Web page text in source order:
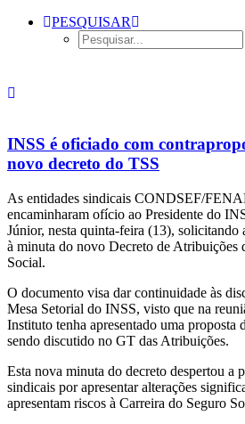
PESQUISAR
INSS é oficiado com
novo decreto do TSS
As entidades sindicais CONDSEF/
encaminharam ofício ao Presidente do
Júnior, nesta quinta-feira (13), solicitando
à minuta do novo Decreto de Atribuições
Social.
O documento visa dar continuidade às
Mesa Setorial do INSS, visto que na
Instituto tenha apresentado uma proposta
sendo discutido no GT das Atribuições.
Esta nova minuta do decreto despertou a
sindicais por apresentar alterações
apresentam riscos à Carreira do Seguro